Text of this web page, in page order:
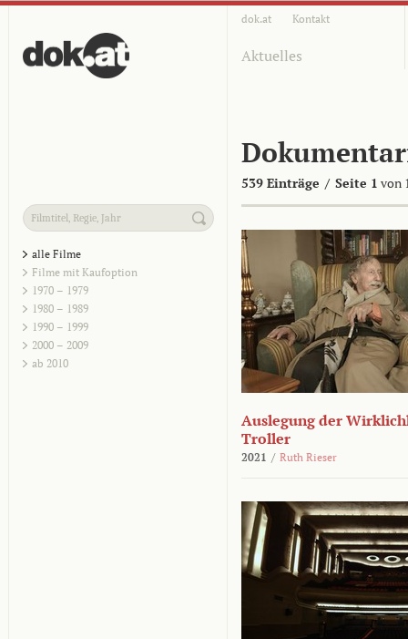
dok.at Kontakt
Aktuelles
539 Einträge / Seite 1 von
alle Filme
Filme mit Kaufoption
1970 – 1979
1980 – 1989
1990 – 1999
2000 – 2009
ab 2010
Auslegung der
Troller
2021 / Ruth Rieser